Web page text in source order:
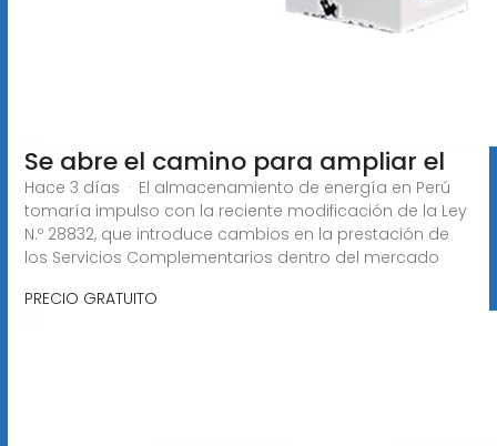
Se abre el camino para ampliar el
Hace 3 días · El almacenamiento de energía en Perú
tomaría impulso con la reciente modificación de la Ley
N.º 28832, que introduce cambios en la prestación de
los Servicios Complementarios dentro del mercado
PRECIO GRATUITO